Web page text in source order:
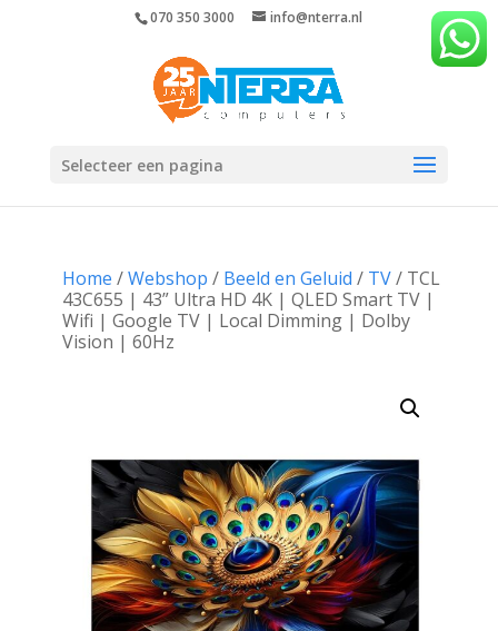
070 350 3000 info@nterra.nl
Selecteer een pagina
Home /Webshop / Beeld en Geluid / TV/ TCL
43C655 | 43” Ultra HD 4K | QLED Smart TV |
Wifi | Google TV | Local Dimming | Dolby
Vision | 60Hz